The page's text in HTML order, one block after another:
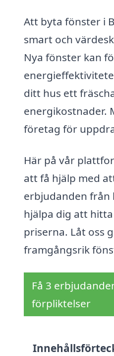
Att byta fönster i
smart och
Nya fönster kan
ditt hus ett
energikostnader.
företag för
Här på vår
att få hjälp med
erbjudanden från
hjälpa dig att
priserna. Låt oss
framgångsrik
Få 3
förpliktelser